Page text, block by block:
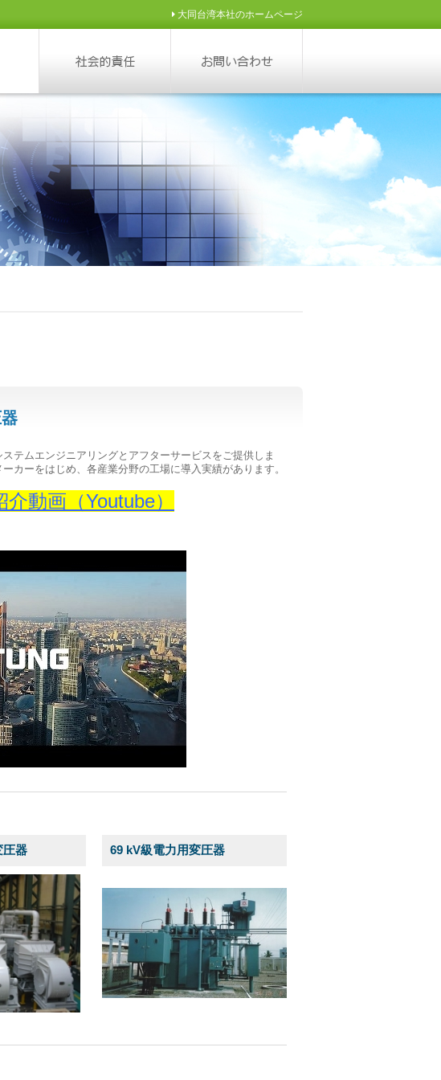
大同台湾本社のホームページ
テムエンジニアリングとアフターサービスをご提供しま
カーをはじめ、各産業分野の工場に導入実績があります。
動画（Youtube）
圧器 69 kV級電力用変圧器